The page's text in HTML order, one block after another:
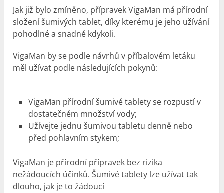
Jak již bylo zmíněno, přípravek VigaMan má přírodní
složení šumivých tablet, díky kterému je jeho užívání
pohodlné a snadné kdykoli.
VigaMan by se podle návrhů v příbalovém letáku
měl užívat podle následujících pokynů:
VigaMan přírodní šumivé tablety se rozpustí v
dostatečném množství vody;
Užívejte jednu šumivou tabletu denně nebo
před pohlavním stykem;
VigaMan je přírodní přípravek bez rizika
nežádoucích účinků. Šumivé tablety lze užívat tak
dlouho, jak je to žádoucí